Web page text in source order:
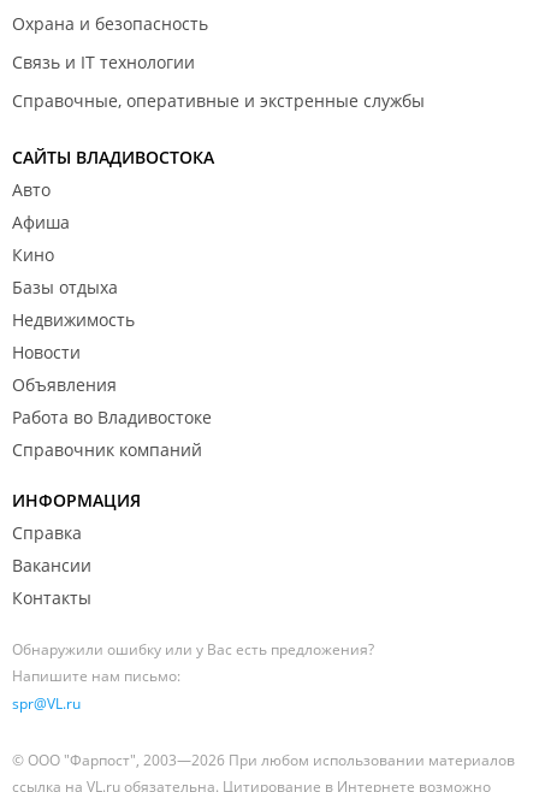
Охрана и безопасность
Связь и IT технологии
Справочные, оперативные и экстренные службы
САЙТЫ ВЛАДИВОСТОКА
Авто
Афиша
Кино
Базы отдыха
Недвижимость
Новости
Объявления
Работа во Владивостоке
Справочник компаний
ИНФОРМАЦИЯ
Справка
Вакансии
Контакты
Обнаружили ошибку или у Вас есть предложения?
Напишите нам письмо:
spr@VL.ru
© ООО "Фарпост", 2003—2026 При любом использовании материалов
ссылка на VL.ru обязательна. Цитирование в Интернете возможно